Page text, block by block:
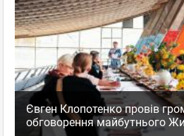
Євген Клопотенко провів
обговорення майбутнього